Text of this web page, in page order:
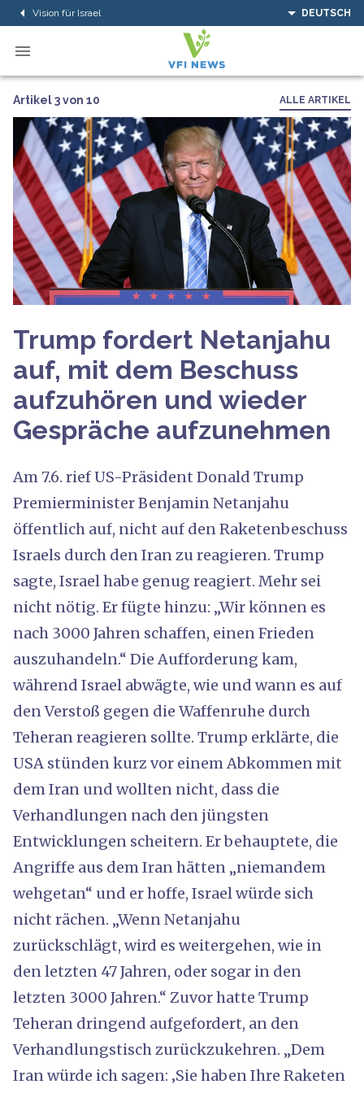
Vision für Israel DEUTSCH
Artikel 3 von 10 ALLE ARTIKEL
Trump fordert Netanjahu
auf, mit dem Beschuss
aufzuhören und wieder
Gespräche aufzunehmen
Am 7.6. rief US-Präsident Donald Trump
Premierminister Benjamin Netanjahu
öffentlich auf, nicht auf den Raketenbeschuss
Israels durch den Iran zu reagieren. Trump
sagte, Israel habe genug reagiert. Mehr sei
nicht nötig. Er fügte hinzu: „Wir können es
nach 3000 Jahren schaffen, einen Frieden
auszuhandeln.“ Die Aufforderung kam,
während Israel abwägte, wie und wann es auf
den Verstoß gegen die Waffenruhe durch
Teheran reagieren sollte. Trump erklärte, die
USA stünden kurz vor einem Abkommen mit
dem Iran und wollten nicht, dass die
Verhandlungen nach den jüngsten
Entwicklungen scheitern. Er behauptete, die
Angriffe aus dem Iran hätten „niemandem
wehgetan“ und er hoffe, Israel würde sich
nicht rächen. „Wenn Netanjahu
zurückschlägt, wird es weitergehen, wie in
den letzten 47 Jahren, oder sogar in den
letzten 3000 Jahren.“ Zuvor hatte Trump
Teheran dringend aufgefordert, an den
Verhandlungstisch zurückzukehren. „Dem
Iran würde ich sagen: ‚Sie haben Ihre Raketen